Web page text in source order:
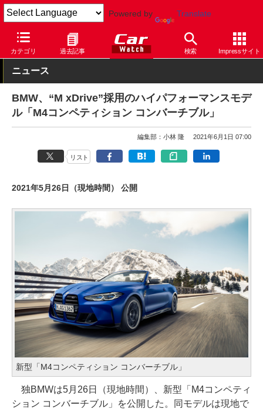
Powered by Translate
カテゴリ 過去記事 検索 Impressサイト
Car Watch 自動車 4シリーズ
ニュース
BMW、“M xDrive”採用のハイパフォーマンスモデ
ル「M4コンペティション コンバーチブル」
編集部：小林 隆 2021年6月1日 07:00
リスト
2021年5月26日（現地時間） 公開
新型「M4コンペティション コンバーチブル」
独BMWは5月26日（現地時間）、新型「M4コンペティ
ション コンバーチブル」を公開した。同モデルは現地で